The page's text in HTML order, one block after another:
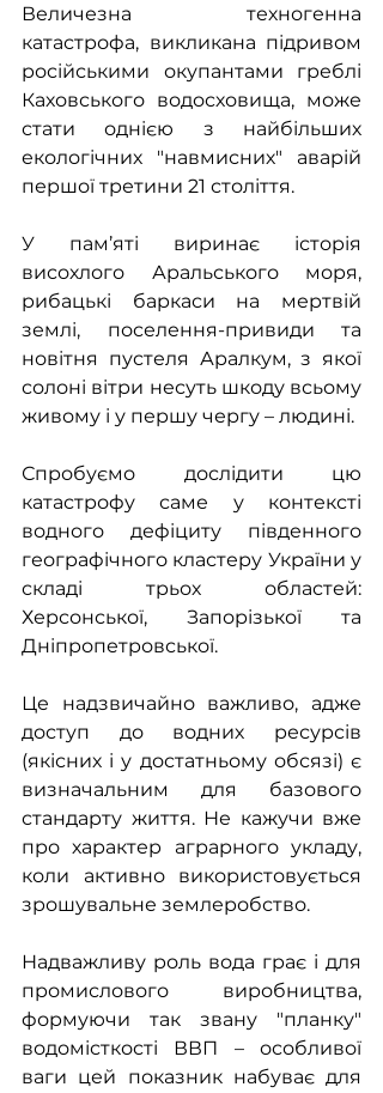
Величезна техногенна
катастрофа, викликана підривом
російськими окупантами греблі
Каховського водосховища, може
стати однією з найбільших
екологічних "навмисних" аварій
першої третини 21 століття.
У пам’яті виринає історія
висохлого Аральського моря,
рибацькі баркаси на мертвій
землі, поселення-привиди та
новітня пустеля Аралкум, з якої
солоні вітри несуть шкоду всьому
живому і у першу чергу – людині.
Спробуємо дослідити цю
катастрофу саме у контексті
водного дефіциту південного
географічного кластеру України у
складі трьох областей:
Херсонської, Запорізької та
Дніпропетровської.
Це надзвичайно важливо, адже
доступ до водних ресурсів
(якісних і у достатньому обсязі) є
визначальним для базового
стандарту життя. Не кажучи вже
про характер аграрного укладу,
коли активно використовується
зрошувальне землеробство.
Надважливу роль вода грає і для
промислового виробництва,
формуючи так звану "планку"
водомісткості ВВП – особливої
ваги цей показник набуває для